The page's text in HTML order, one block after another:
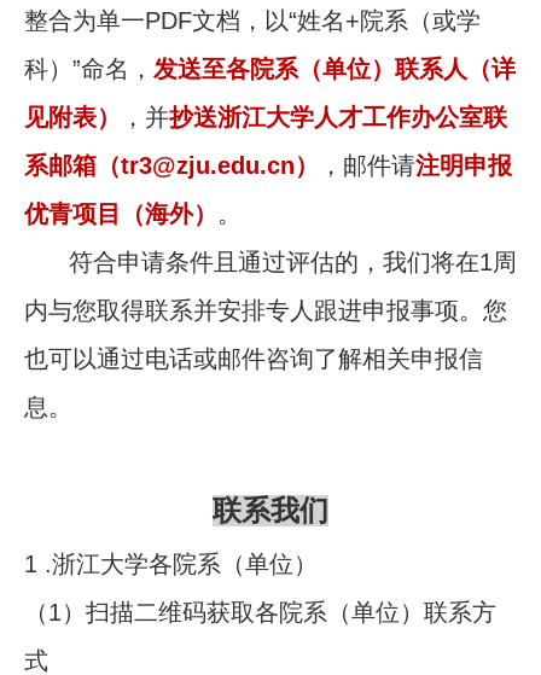
整合为单一PDF文档 ，以“姓名+院系（或学
科）”命名， 发送至各院系（单位）联系人（详
见附表）
，并抄送浙江大学人才工作办公室联
系邮箱（tr3@zju.edu.cn） ，邮件请注明申报
优青项目（海外） 。
符合申请条件且通过评估的，我们将在1周
内与您取得联系并安排专人跟进申报事项。您
也可以通过电话或邮件咨询了解相关申报信
息。
联系我们
1 .浙江大学各院系（单位）
（1）扫描二维码获取各院系（单位）联系方
式